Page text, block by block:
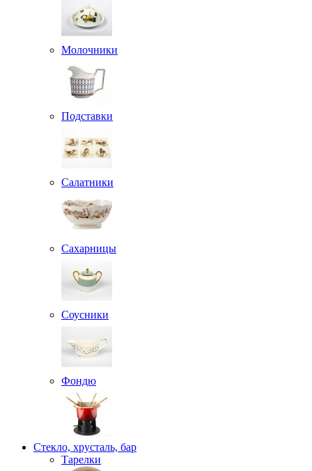
Молочники
Подставки
Салатники
Сахарницы
Соусники
Фондю
Стекло, хрусталь, бар
Тарелки